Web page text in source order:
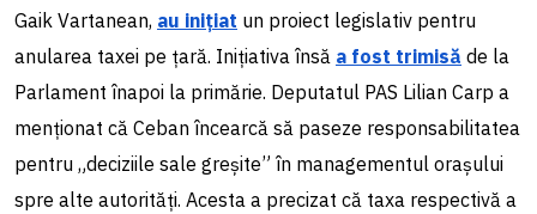
Gaik Vartanean, au inițiat un proiect legislativ pentru
anularea taxei pe țară. Inițiativa însă a fost trimisă de la
Parlament înapoi la primărie. Deputatul PAS Lilian Carp a
menționat că Ceban încearcă să paseze responsabilitatea
pentru „deciziile sale greșite” în managementul orașului
spre alte autorități. Acesta a precizat că taxa respectivă a